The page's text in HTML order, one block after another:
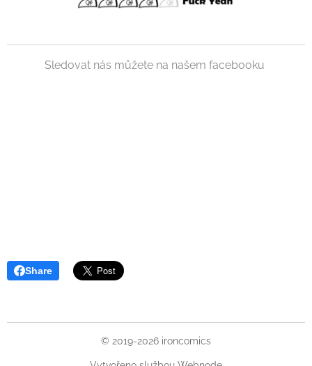
Sledovat nás můžete na našem facebooku
Share
© 2019-2026 ironcomics